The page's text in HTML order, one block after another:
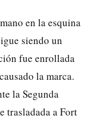
en la esquina
siendo un
fue enrollada
la marca.
la Segunda
trasladada a Fort